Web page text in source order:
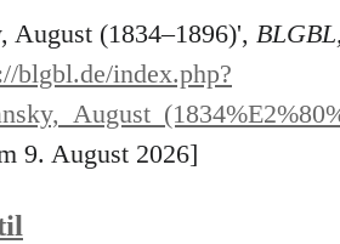
August (1834–1896)',
blgbl.de/index.php?
9. August 2026]